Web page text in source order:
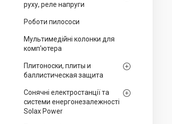
руху, реле напруги
Роботи пилососи
Мультимедійні колонки для
комп'ютера
Плитоноски, плиты и
баллистическая защита
Сонячні електростанції та
системи енергонезалежності
Solax Power